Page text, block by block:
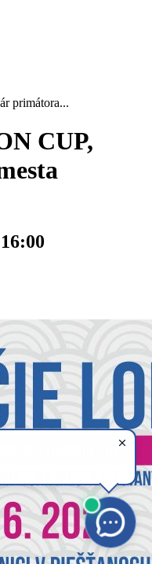
primátora...
CUP,